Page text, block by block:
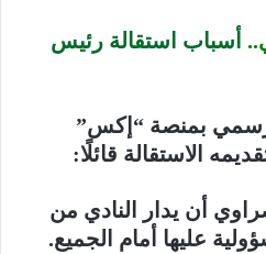
أسباب استقالة رئيس
بمنصة “إكس”
الاستقالة قائلًا:
أن يدار النادي من
عليها أمام الجميع.